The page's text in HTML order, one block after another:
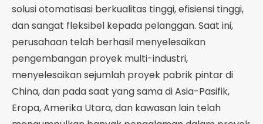
solusi otomatisasi berkualitas tinggi, efisiensi tinggi,
dan sangat fleksibel kepada pelanggan. Saat ini,
perusahaan telah berhasil menyelesaikan
pengembangan proyek multi-industri,
menyelesaikan sejumlah proyek pabrik pintar di
China, dan pada saat yang sama di Asia-Pasifik,
Eropa, Amerika Utara, dan kawasan lain telah